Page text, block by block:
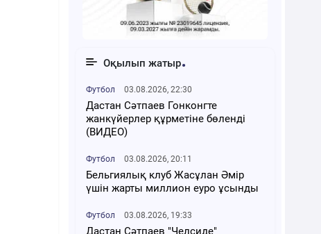
Оқылып жатыр
Футбол 03.08.2026, 22:30
Дастан Сәтпаев Гонконгте
жанкүйерлер құрметіне бөленді
(ВИДЕО)
Футбол 03.08.2026, 20:11
Бельгиялық клуб Жасұлан Әмір
үшін жарты миллион еуро ұсынды
Футбол 03.08.2026, 19:33
Дастан Сәтпаев "Челсиде"